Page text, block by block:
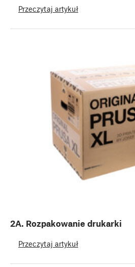
Przeczytaj artykuł
2A. Rozpakowanie drukarki
Przeczytaj artykuł